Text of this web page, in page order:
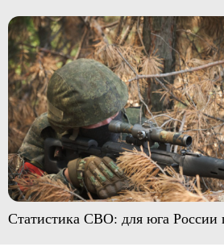
Статистика СВО: для юга России